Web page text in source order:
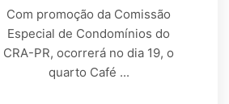
Com promoção da Comissão
Especial de Condomínios do
CRA-PR, ocorrerá no dia 19, o
quarto Café ...